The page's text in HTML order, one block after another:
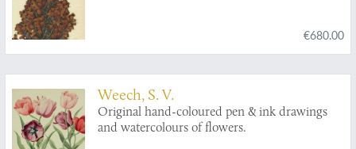
€680.00
Weech, S. V.
Original hand-coloured pen & ink drawings
and watercolours of flowers.